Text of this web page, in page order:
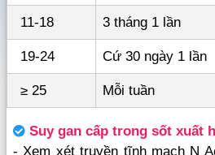
11-18 3 tháng 1 lần
19-24 Cứ 30 ngày 1 lần
≥ 25 Mỗi tuần
Suy gan cấp trong sốt xuất
- Xem xét truyền tĩnh mạch N